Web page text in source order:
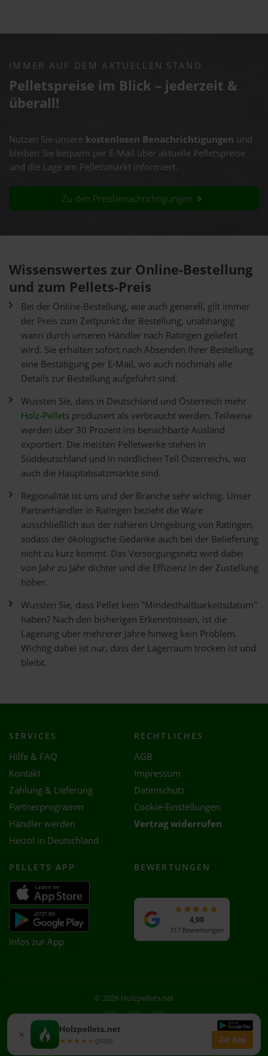
IMMER AUF DEM AKTUELLEN STAND
Pelletspreise im Blick – jederzeit &
überall!
Nutzen Sie unsere kostenlosen Benachrichtigungen und
bleiben Sie bequem per E-Mail über aktuelle Pelletspreise
und die Lage am Pelletsmarkt informiert.
Zu den Preisbenachrichtigungen
Wissenswertes zur Online-Bestellung
und zum Pellets-Preis
Bei der Online-Bestellung, wie auch generell, gilt immer
der Preis zum Zeitpunkt der Bestellung, unabhängig
wann durch unseren Händler nach Ratingen geliefert
wird. Sie erhalten sofort nach Absenden Ihrer Bestellung
eine Bestätigung per E-Mail, wo auch nochmals alle
Details zur Bestellung aufgeführt sind.
Wussten Sie, dass in Deutschland und Österreich mehr
Holz-Pellets produziert als verbraucht werden. Teilweise
werden über 30 Prozent ins benachbarte Ausland
exportiert. Die meisten Pelletwerke stehen in
Süddeutschland und in nördlichen Teil Österreichs, wo
auch die Hauptabsatzmärkte sind.
Regionalität ist uns und der Branche sehr wichtig. Unser
Partnerhändler in Ratingen bezieht die Ware
ausschließlich aus der näheren Umgebung von Ratingen,
sodass der ökologische Gedanke auch bei der Belieferung
nicht zu kurz kommt. Das Versorgungsnetz wird dabei
von Jahr zu Jahr dichter und die Effizienz in der Zustellung
höher.
Wussten Sie, dass Pellet kein "Mindesthaltbarkeitsdatum"
haben? Nach den bisherigen Erkenntnissen, ist die
Lagerung über mehrerer Jahre hinweg kein Problem.
Wichtig dabei ist nur, dass der Lagerraum trocken ist und
bleibt.
× Holzpellets.net
★★★★★
★★★★★ gratis Zur App
SERVICES
Hilfe & FAQ
Kontakt
Zahlung & Lieferung
Partnerprogramm
Händler werden
Heizöl in Deutschland
RECHTLICHES
AGB
Impressum
Datenschutz
Cookie-Einstellungen
Vertrag widerrufen
PELLETS APP
Infos zur App
BEWERTUNGEN
4,90
317 Bewertungen
© 2026 Holzpellets.net
Facebook